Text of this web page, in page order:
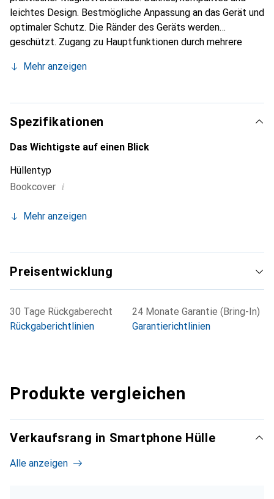
leichtes Design. Bestmögliche Anpassung an das Gerät und
optimaler Schutz. Die Ränder des Geräts werden
geschützt. Zugang zu Hauptfunktionen durch mehrere
und des Blitzes, ohne die Schutzhülle abzunehmen. Fach
Kopfhörer. Ausschnitt für Aufladung und Synchronisation.
Innenauskleidung mit eingeprägtem Noreve-Logo.
Mehr anzeigen
Spezifikationen
Das Wichtigste auf einen Blick
Hüllentyp
Bookcover i
Mehr anzeigen
Preisentwicklung
30 Tage Rückgaberecht
Rückgaberichtlinien
24 Monate Garantie (Bring-In)
Garantierichtlinien
Produkte vergleichen
Verkaufsrang in Smartphone Hülle
Alle anzeigen